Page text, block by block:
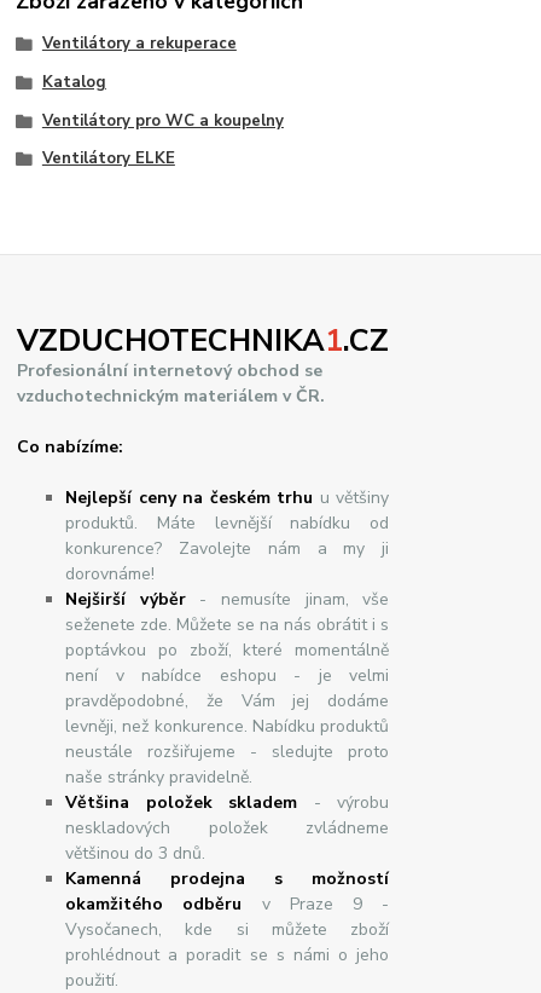
Ventilátory a rekuperace
Katalog
Ventilátory pro WC a koupelny
Ventilátory ELKE
VZDUCHOTECHNIKA1.CZ
Profesionální internetový obchod se
vzduchotechnickým materiálem v ČR.
Co nabízíme:
Nejlepší ceny na českém trhu u většiny
produktů. Máte levnější nabídku od
konkurence? Zavolejte nám a my ji
dorovnáme!
Nejširšívýběr- nemusíte jinam, vše
seženete zde. Můžete se na nás obrátit i s
poptávkou po zboží, které momentálně
není v nabídce eshopu - je velmi
pravděpodobné, že Vám jej dodáme
levněji, než konkurence. Nabídku produktů
neustále rozšiřujeme - sledujte proto
naše stránky pravidelně.
Většina položek skladem - výrobu
neskladových položek zvládneme
většinou do 3 dnů.
Kamenná prodejna s možností
okamžitého odběru v Praze 9 -
Vysočanech, kde si můžete zboží
prohlédnout a poradit se s námi o jeho
použití.